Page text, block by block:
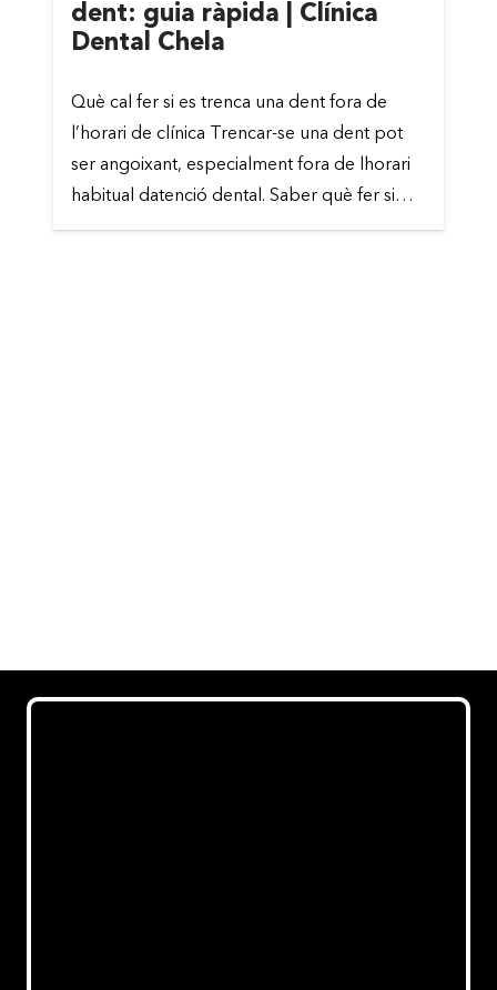
dent: guia ràpida | Clínica
Dental Chela
Què cal fer si es trenca una dent fora de
l’horari de clínica Trencar-se una dent pot
ser angoixant, especialment fora de lhorari
habitual datenció dental. Saber què fer si…